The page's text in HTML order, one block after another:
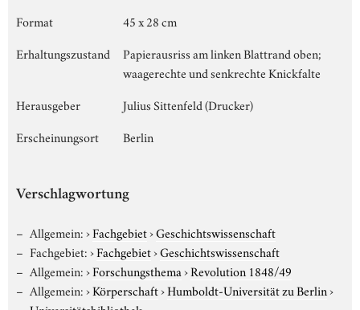
Format
45 x 28 cm
Erhaltungszustand
Papierausriss am linken Blattrand oben;
waagerechte und senkrechte Knickfalte
Herausgeber
Julius Sittenfeld (Drucker)
Erscheinungsort
Berlin
Verschlagwortung
Allgemein:›Fachgebiet›Geschichtswissenschaft
Fachgebiet:›Fachgebiet›Geschichtswissenschaft
Allgemein:›Forschungsthema›Revolution 1848/49
Allgemein:›Körperschaft›Humboldt-Universität zu Berlin›